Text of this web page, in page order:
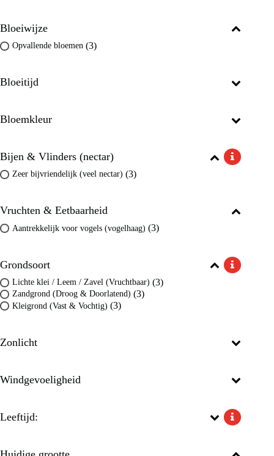
Bloeiwijze
Opvallende bloemen (3)
Bloeitijd
Bloemkleur
Bijen & Vlinders (nectar)
Zeer bijvriendelijk (veel nectar) (3)
Vruchten & Eetbaarheid
Aantrekkelijk voor vogels (vogelhaag) (3)
Grondsoort
Lichte klei / Leem / Zavel (Vruchtbaar) (3)
Zandgrond (Droog & Doorlatend) (3)
Kleigrond (Vast & Vochtig) (3)
Zonlicht
Windgevoeligheid
Leeftijd: